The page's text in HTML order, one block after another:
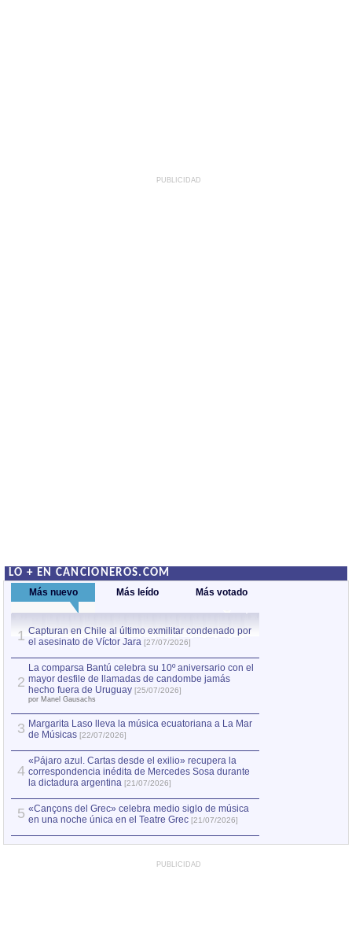
PUBLICIDAD
LO + EN CANCIONEROS.COM
Más nuevo Más leído Más votado
1 Capturan en Chile al último exmilitar condenado por
el asesinato de Víctor Jara [27/07/2026]
2
La comparsa Bantú celebra su 10º aniversario con el
mayor desfile de llamadas de candombe jamás
hecho fuera de Uruguay [25/07/2026]
por Manel Gausachs
3 Margarita Laso lleva la música ecuatoriana a La Mar
de Músicas [22/07/2026]
4
«Pájaro azul. Cartas desde el exilio» recupera la
correspondencia inédita de Mercedes Sosa durante
la dictadura argentina [21/07/2026]
5 «Cançons del Grec» celebra medio siglo de música
en una noche única en el Teatre Grec [21/07/2026]
PUBLICIDAD